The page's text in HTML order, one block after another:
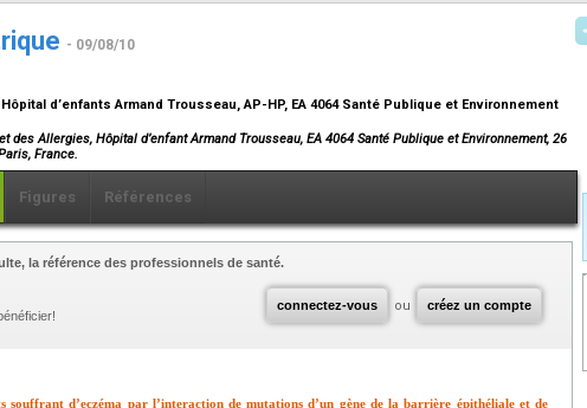
- 09/08/10
d’enfants Armand Trousseau, AP-HP, EA 4064 Santé Publique et Environnement
des Allergies, Hôpital d’enfant Armand Trousseau, EA 4064 Santé Publique et Environnement, 26
France.
Figures Références
connectez-vous ou créez un compte
la référence des professionnels de santé.
souffrant d’eczéma par l’interaction de mutations d’un gène de la barrière épithéliale et de